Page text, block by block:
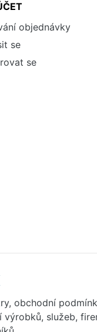
objednávky
se
se
obchodní
služeb,